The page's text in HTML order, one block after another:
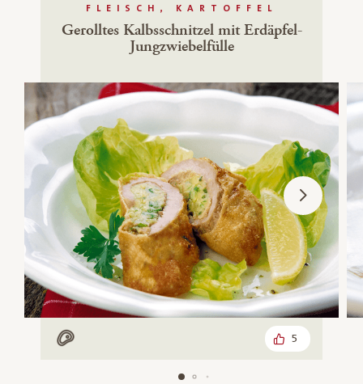
FLEISCH, KARTOFFEL
Gerolltes Kalbsschnitzel mit Erdäpfel-
Jungzwiebelfülle
Mit Fleisch 5